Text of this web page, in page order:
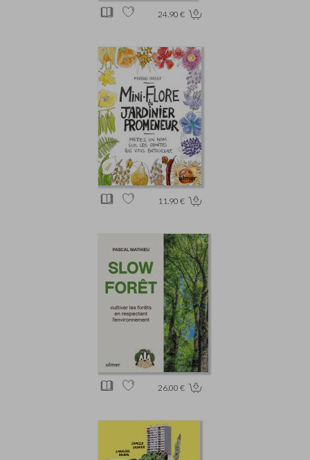
24.90 €
11.90 €
26.00 €